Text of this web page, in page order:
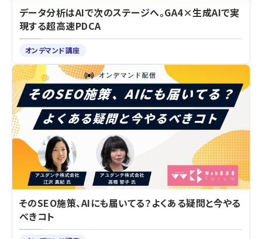
データ分析はAIで次のステージへ。GA4×生成AIで実
現する超高速PDCA
オンデマンド講座
そのSEO施策、AIにも届いてる？よくある疑問と今やる
べきコト